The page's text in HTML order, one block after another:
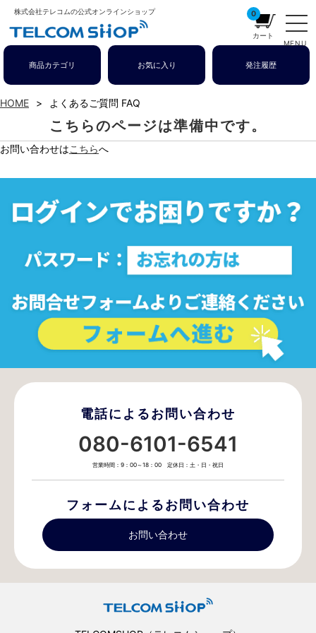
株式会社テレコムの公式オンラインショップ
MENU
0
カート
商品カテゴリ お気に入り 発注履歴
HOME よくあるご質問 FAQ
こちらのページは準備中です。
お問い合わせはこちらへ
電話によるお問い合わせ
080-6101-6541
営業時間：9：00～18：00 定休日：土・日・祝日
フォームによるお問い合わせ
お問い合わせ